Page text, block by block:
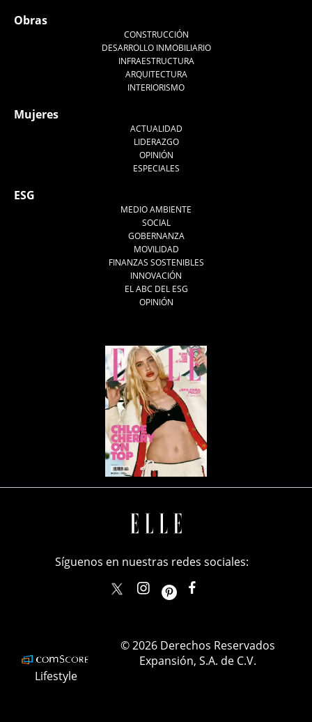
Obras
CONSTRUCCIÓN
DESARROLLO INMOBILIARIO
INFRAESTRUCTURA
ARQUITECTURA
INTERIORISMO
Mujeres
ACTUALIDAD
LIDERAZGO
OPINIÓN
ESPECIALES
ESG
MEDIO AMBIENTE
SOCIAL
GOBERNANZA
MOVILIDAD
FINANZAS SOSTENIBLES
INNOVACIÓN
EL ABC DEL ESG
OPINIÓN
Síguenos en nuestras redes sociales:
elle_mexicoellemexico
Lifestyle
© 2026 Derechos Reservados
Expansión, S.A. de C.V.